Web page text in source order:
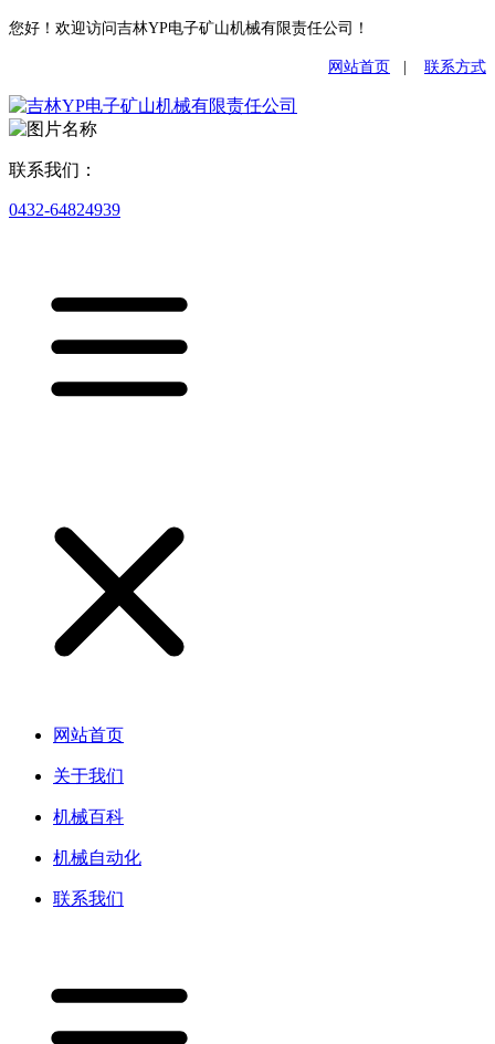
您好！欢迎访问吉林YP电子矿山机械有限责任公司！
网站首页 联系方式
联系我们：
0432-64824939
网站首页
关于我们
机械百科
机械自动化
联系我们